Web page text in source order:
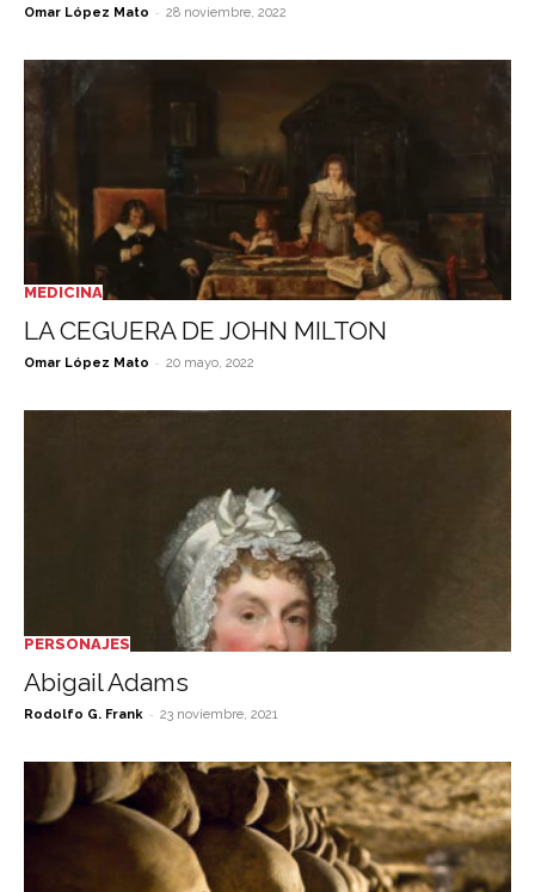
Omar López Mato - 28 noviembre, 2022
MEDICINA
LA CEGUERA DE JOHN MILTON
Omar López Mato - 20 mayo, 2022
PERSONAJES
Abigail Adams
Rodolfo G. Frank - 23 noviembre, 2021